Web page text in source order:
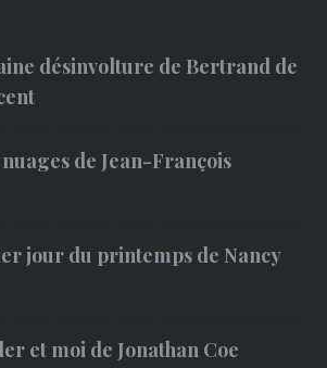
désinvolture de Bertrand de
de Jean-François
jour du printemps de Nancy
et moi de Jonathan Coe